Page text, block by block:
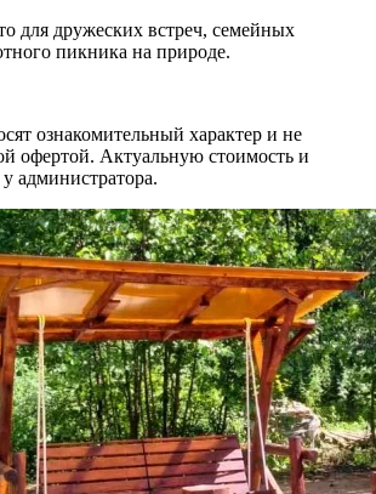
для дружеских встреч, семейных
пикника на природе.
ознакомительный характер и не
офертой. Актуальную стоимость и
администратора.